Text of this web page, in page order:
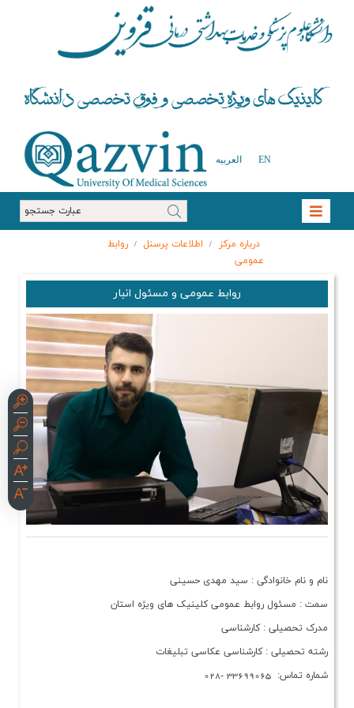
EN العربیه
درباره مرکز / اطلاعات پرسنل / روابط
عمومی
روابط عمومی و مسئول انبار
نام و نام خانوادگی : سید مهدی حسینی
سمت : مسئول روابط عمومی کلینیک های ویژه استان
مدرک تحصیلی : کارشناسی
رشته تحصیلی : کارشناسی عکاسی تبلیغات
شماره تماس: 33699065 -028